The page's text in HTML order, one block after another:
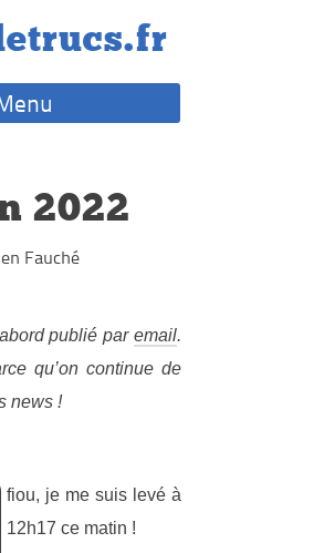
2022
Fauché
publié par email.
qu’on continue de
news !
fiou, je me suis levé à
12h17 ce matin !